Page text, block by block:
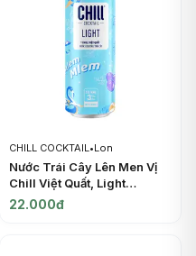
CHILL COCKTAIL•Lon
Nước Trái Cây Lên Men Vị
Chill Việt Quất, Light
Blueberry & Vodka, 3%
22.000đ